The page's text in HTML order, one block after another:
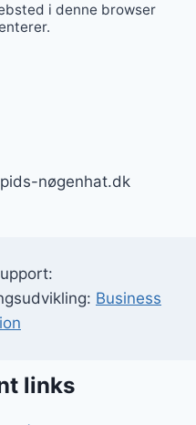
i denne browser
nøgenhat.dk
Business
links